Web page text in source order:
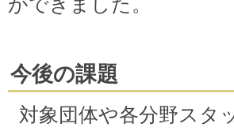
今後の課題
対象団体や各分野スタ